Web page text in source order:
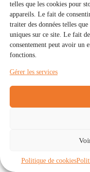
telles que les cookies pour
appareils. Le fait de
traiter des données telles
uniques sur ce site. Le fait
consentement peut avoir un
fonctions.
Gérer les services
Politique de cookies
Communautés